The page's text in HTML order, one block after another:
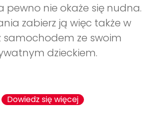
pewno nie okaże się nudna.
zabierz ją więc także w
samochodem ze swoim
dzieckiem.
Dowiedz się więcej